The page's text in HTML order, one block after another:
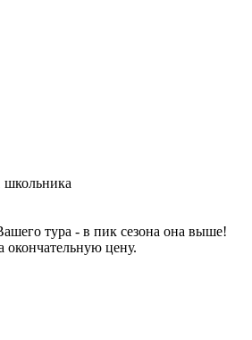
школьника
тура - в пик сезона она выше!
окончательную цену.